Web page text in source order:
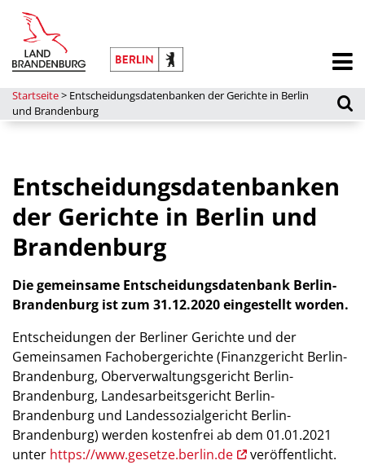
Startseite> Entscheidungsdatenbanken der Gerichte in Berlin
und Brandenburg
Entscheidungsdatenbanken
der Gerichte in Berlin und
Brandenburg
Die gemeinsame Entscheidungsdatenbank Berlin-
Brandenburg ist zum 31.12.2020 eingestellt worden.
Entscheidungen der Berliner Gerichte und der
Gemeinsamen Fachobergerichte (Finanzgericht Berlin-
Brandenburg, Oberverwaltungsgericht Berlin-
Brandenburg, Landesarbeitsgericht Berlin-
Brandenburg und Landessozialgericht Berlin-
Brandenburg) werden kostenfrei ab dem 01.01.2021
unter https://www.gesetze.berlin.de
veröffentlicht.